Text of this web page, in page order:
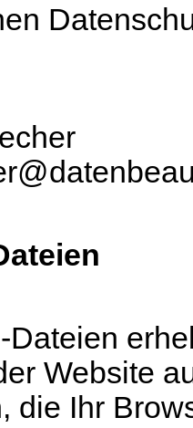
Dateien
Website
die Ihr